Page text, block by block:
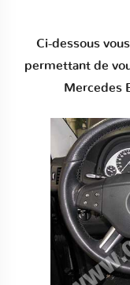
Ci-dessous
permettant de
Mercedes